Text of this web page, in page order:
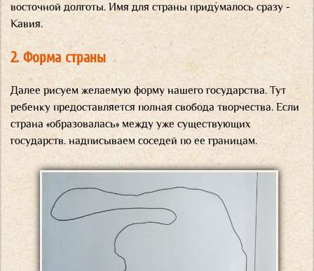
восточной долготы. Имя для страны придумалось сразу -
Кавия.
2. Форма страны
Далее рисуем желаемую форму нашего государства. Тут
ребенку предоставляется полная свобода творчества. Если
страна «образовалась» между уже существующих
государств. надписываем соседей по ее границам.